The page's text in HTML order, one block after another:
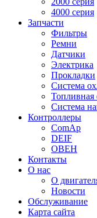
4000 серия
Запчасти
Фильтры
Ремни
Датчики
Электрика
Прокладки
Система
Топливная
Система
Контроллеры
ComAp
DEIF
ОВЕН
Контакты
О нас
О
Новости
Обслуживание
Карта сайта